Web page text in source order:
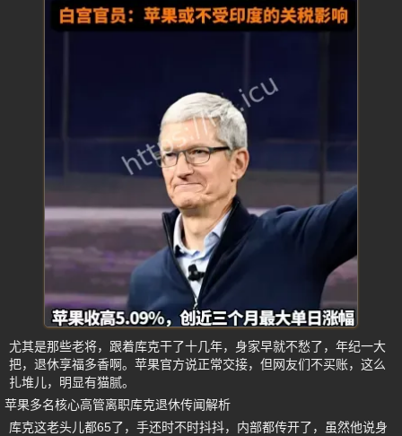
尤其是那些老将，跟着库克干了十几年，身家早就不愁了，年纪一大
把，退休享福多香啊。苹果官方说正常交接，但网友们不买账，这么
扎堆儿，明显有猫腻。
苹果多名核心高管离职库克退休传闻解析
库克这老头儿都65了，手还时不时抖抖，内部都传开了，虽然他说身